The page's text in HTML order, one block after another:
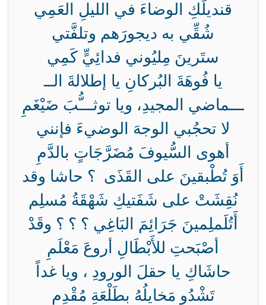
قنديلَكِ الوضاءَ في الليلِ العَمِي
شُقِّي به ديجورَهم وتلفَّتي
ستَرينَ مِليُوني فدائِيٍّ كَمِي
يا فُوهَةَ البُركانِ يا إطلالةَ الــ
ـــماضي المجيدِ، ويا توثـــُّبَ ضَيْغَمِ
لا تحجُبي الوجهَ الوضيءَ فإنني
أهوى السُّيوفَ مُضَرَّجَاتٍ بالدَّمِ
أَوَ تُطْبقينَ على القَذَى ؟ حاشا وقد
نُقِشَتْ على شَفَتيكِ شَهْقَةُ مُسلِم
أَتُلَملِمينَ جَرَائِمَ البَاغِي ؟ ؟ ؟ وقَدْ
أصْبَحتِ للأَبْطَالِ أروعَ مَعْلَمِ
حاشَاكِ يا حقلَ الورودِ ، ويا غداً
تَشْدُو مَخايلُهُ بطَلْعَةِ مُقْدِمِ